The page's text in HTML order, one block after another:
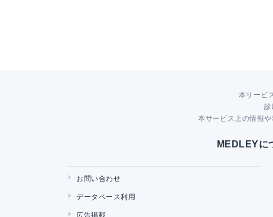
本サービ
診
本サービス上の情報
MEDLEYに
お問い合わせ
データベース利用
広告掲載